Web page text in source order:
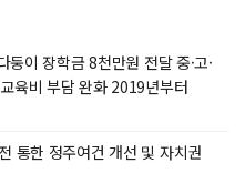
이 장학금 8천만원 전달 중·고·
육비 부담 완화 2019년부터
통한 정주여건 개선 및 자치권